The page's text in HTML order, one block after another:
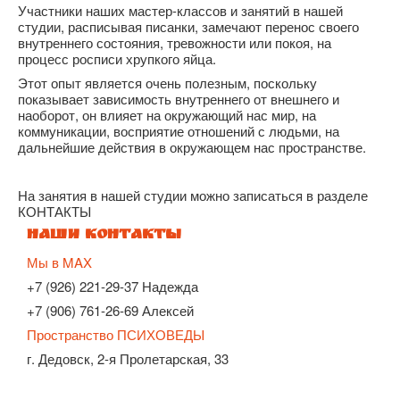
Участники наших мастер-классов и занятий в нашей
студии, расписывая писанки, замечают перенос своего
внутреннего состояния, тревожности или покоя, на
процесс росписи хрупкого яйца.
Этот опыт является очень полезным, поскольку
показывает зависимость внутреннего от внешнего и
наоборот, он влияет на окружающий нас мир, на
коммуникации, восприятие отношений с людьми, на
дальнейшие действия в окружающем нас пространстве.
На занятия в нашей студии можно записаться в разделе
КОНТАКТЫ
Наши контакты
Мы в MAX
+7 (926) 221-29-37 Надежда
+7 (906) 761-26-69 Алексей
Пространство ПСИХОВЕДЫ
г. Дедовск, 2-я Пролетарская, 33